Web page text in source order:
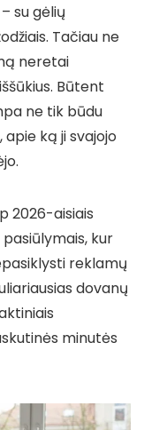
su gėlių
Tačiau ne
neretai
Būtent
ne tik būdu
ką ji svajojo
2026-aisiais
kur
reklamų
dovanų
minutės